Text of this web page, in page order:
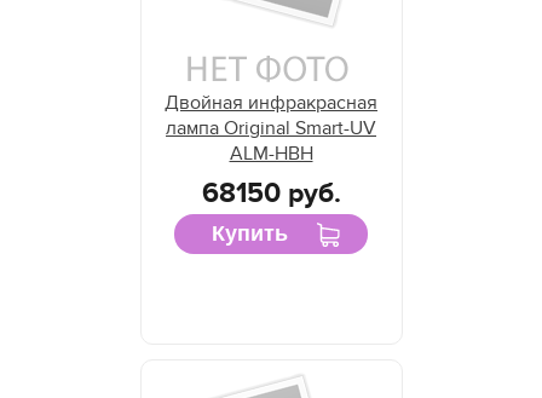
Двойная инфракрасная
лампа Original Smart-UV
ALM-HBH
68150 руб.
Купить